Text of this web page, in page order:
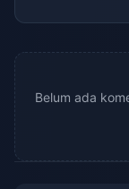
Belum ada